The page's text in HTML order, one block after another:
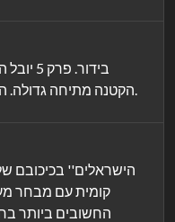
הקטנה מתיחה גדולה. האם היא תעמוד בלחץ? כ' עב'. (שח).
קומית עם מבחר
החשובים ביותר